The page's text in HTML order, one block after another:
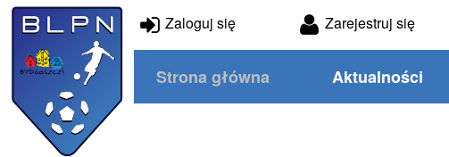
Zaloguj się Zarejestruj się
Strona główna Aktualności